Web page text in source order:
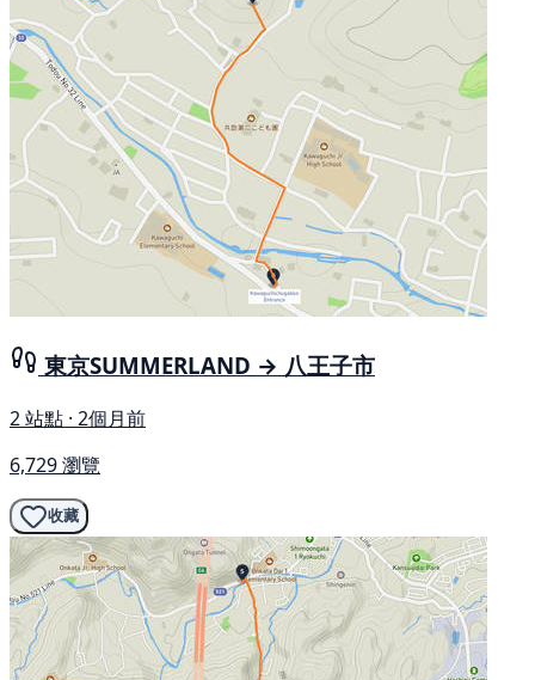
東京SUMMERLAND → 八王子市
2 站點 · 2個月前
6,729 瀏覽
收藏